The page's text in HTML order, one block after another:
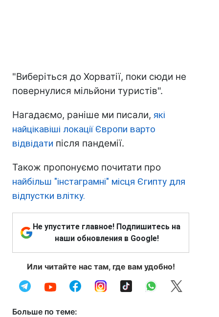
"Виберіться до Хорватії, поки сюди не
повернулися мільйони туристів".
Нагадаємо, раніше ми писали, які
найцікавіші локації Європи варто
відвідати після пандемії.
Також пропонуємо почитати про
найбільш "інстаграмні" місця Єгипту для
відпустки влітку.
Не упустите главное! Подпишитесь на
наши обновления в Google!
Или читайте нас там, где вам удобно!
Больше по теме: